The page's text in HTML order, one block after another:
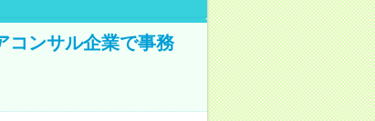
コンサル企業で事務